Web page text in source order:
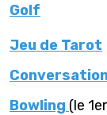
Golf
Jeu de Tarot
Bowling (le